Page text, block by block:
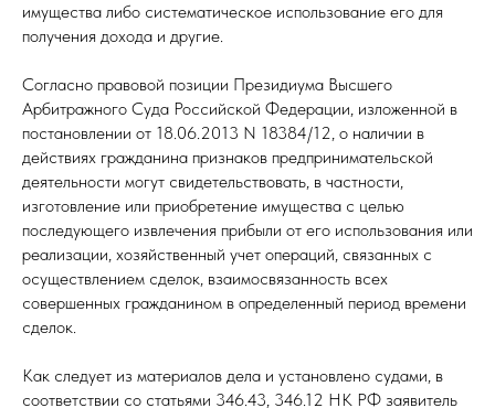
имущества либо систематическое использование его для
получения дохода и другие.
Согласно правовой позиции Президиума Высшего
Арбитражного Суда Российской Федерации, изложенной в
постановлении от 18.06.2013 N 18384/12, о наличии в
действиях гражданина признаков предпринимательской
деятельности могут свидетельствовать, в частности,
изготовление или приобретение имущества с целью
последующего извлечения прибыли от его использования или
реализации, хозяйственный учет операций, связанных с
осуществлением сделок, взаимосвязанность всех
совершенных гражданином в определенный период времени
сделок.
Как следует из материалов дела и установлено судами, в
соответствии со статьями 346.43, 346.12 НК РФ заявитель